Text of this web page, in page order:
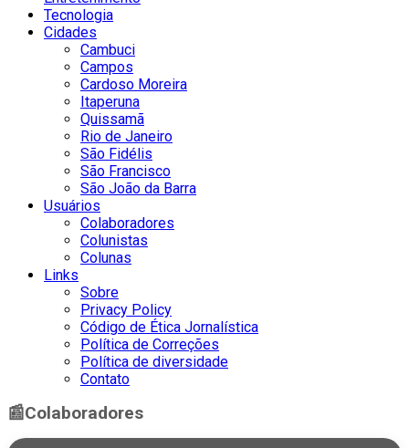
Tecnologia
Cidades
Cambuci
Campos
Cardoso Moreira
Itaperuna
Quissamã
Rio de Janeiro
São Fidélis
São Francisco
São João da Barra
Usuários
Colaboradores
Colunistas
Colunas
Links
Sobre
Privacy Policy
Código de Ética Jornalística
Política de Correções
Política de diversidade
Contato
📰Colaboradores